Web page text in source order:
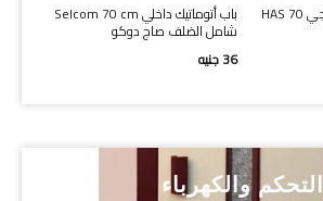
باب أتوماتيك خارجي زجاجي HAS 70 باب أتوماتيك داخلي Selcom 70 cm
شامل الضلف صاج دوكو
36جنيه
التحكم والكهرباء